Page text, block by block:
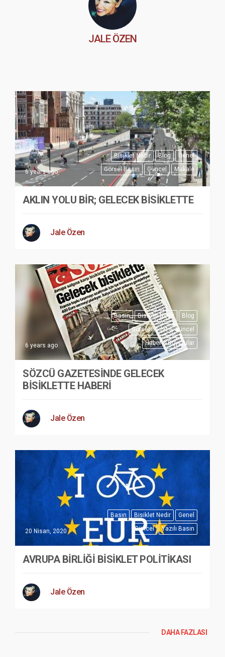
JALE ÖZEN
Bisiklet Nedir Blog
Genel
Görsel Basın
Güncel Makale
6 years ago
AKLIN YOLU BİR; GELECEK BİSİKLETTE
Jale Özen
Basın Bisiklet Nedir
Blog
Görsel Basın
Güncel
Haber & Duyurular
6 years ago
SÖZCÜ GAZETESİNDE GELECEK
BİSİKLETTE HABERİ
Jale Özen
Basın Bisiklet Nedir
Genel
Güncel
Yazılı Basın
20 Nisan, 2020
AVRUPA BİRLİĞİ BİSİKLET POLİTİKASI
Jale Özen
DAHA FAZLASI